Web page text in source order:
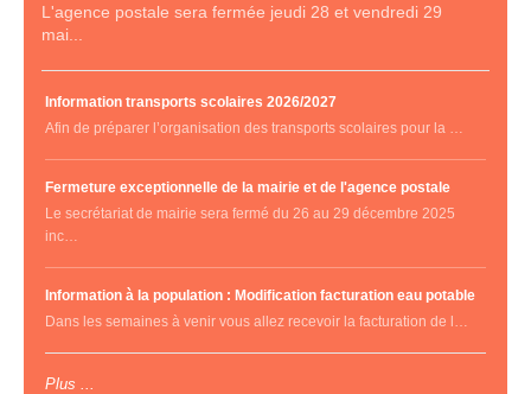
L'agence postale sera fermée jeudi 28 et vendredi 29
mai...
Information transports scolaires 2026/2027
Afin de préparer l’organisation des transports scolaires pour la …
Fermeture exceptionnelle de la mairie et de l'agence postale
Le secrétariat de mairie sera fermé du 26 au 29 décembre 2025
inc…
Information à la population : Modification facturation eau potable
Dans les semaines à venir vous allez recevoir la facturation de l…
Plus ...